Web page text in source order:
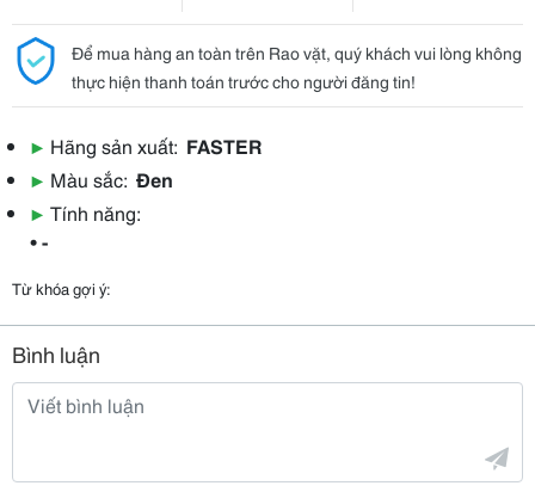
Để mua hàng an toàn trên Rao vặt, quý khách vui lòng không
thực hiện thanh toán trước cho người đăng tin!
▶ Hãng sản xuất: FASTER
▶ Màu sắc: Đen
▶ Tính năng:
• -
Từ khóa gợi ý:
Bình luận